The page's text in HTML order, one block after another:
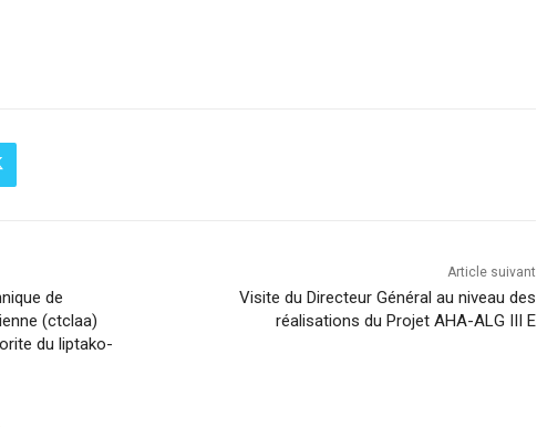
de
(ctclaa)
du liptako-
Article suivant
Visite du Directeur Général au niveau des
réalisations du Projet AHA-ALG III E